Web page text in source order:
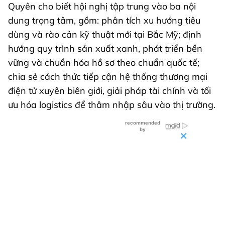
Quyên cho biết hội nghị tập trung vào ba nội
dung trọng tâm, gồm: phân tích xu hướng tiêu
dùng và rào cản kỹ thuật mới tại Bắc Mỹ; định
hướng quy trình sản xuất xanh, phát triển bền
vững và chuẩn hóa hồ sơ theo chuẩn quốc tế;
chia sẻ cách thức tiếp cận hệ thống thương mại
điện tử xuyên biên giới, giải pháp tài chính và tối
ưu hóa logistics để thâm nhập sâu vào thị trường.